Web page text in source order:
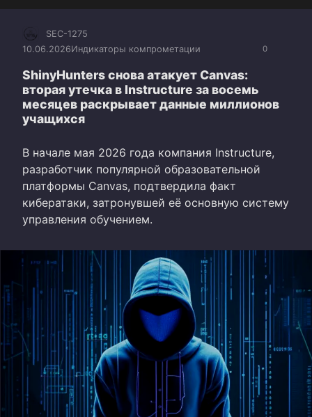
0
SEC-1275
10.06.2026Индикаторы компрометации
ShinyHunters снова атакует Canvas:
вторая утечка в Instructure за восемь
месяцев раскрывает данные миллионов
учащихся
В начале мая 2026 года компания Instructure,
разработчик популярной образовательной
платформы Canvas, подтвердила факт
кибератаки, затронувшей её основную систему
управления обучением.